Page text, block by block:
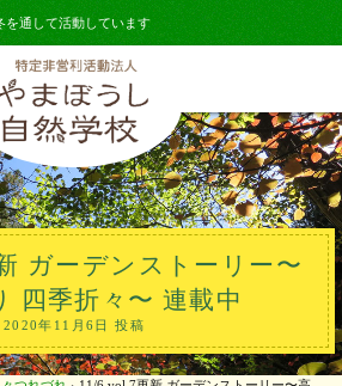
を通して活動しています
ガーデンストーリー〜
四季折々〜 連載中
2020年11月6日 投稿